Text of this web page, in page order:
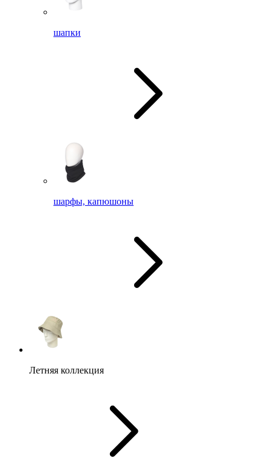
шапки
шарфы, капюшоны
Летняя коллекция